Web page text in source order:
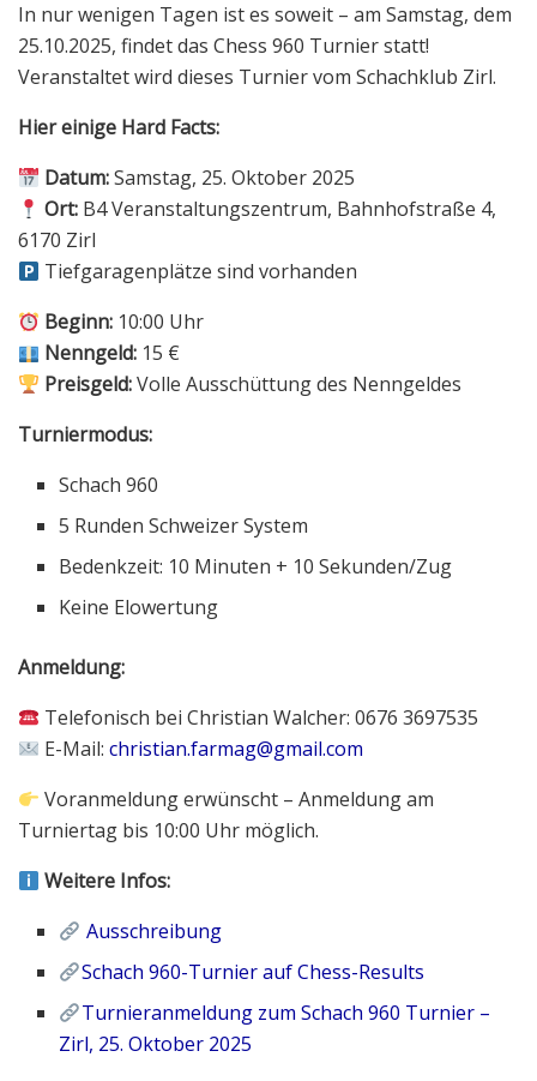
In nur wenigen Tagen ist es soweit – am Samstag, dem
25.10.2025, findet das Chess 960 Turnier statt!
Veranstaltet wird dieses Turnier vom Schachklub Zirl.
Hier einige Hard Facts:
Datum:Samstag, 25. Oktober 2025
Ort: B4 Veranstaltungszentrum, Bahnhofstraße 4,
6170 Zirl
Tiefgaragenplätze sind vorhanden
Beginn: 10:00 Uhr
Nenngeld: 15 €
Preisgeld:Volle Ausschüttung des Nenngeldes
Turniermodus:
Schach 960
5 Runden Schweizer System
Bedenkzeit: 10 Minuten + 10 Sekunden/Zug
Keine Elowertung
Anmeldung:
Telefonisch bei Christian Walcher: 0676 3697535
E-Mail:christian.farmag@gmail.com
Voranmeldung erwünscht – Anmeldung am
Turniertag bis 10:00 Uhr möglich.
Weitere Infos:
Ausschreibung
Schach 960-Turnier auf Chess-Results
Turnieranmeldung zum Schach 960 Turnier –
Zirl, 25. Oktober 2025